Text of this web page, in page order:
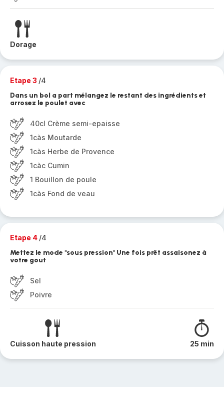
Dorage
Etape 3 /4
Dans un bol a part mélangez le restant des ingrédients et
arrosez le poulet avec
40cl Crème semi-epaisse
1càs Moutarde
1càs Herbe de Provence
1càc Cumin
1 Bouillon de poule
1càs Fond de veau
Etape 4 /4
Mettez le mode "sous pression" Une fois prêt assaisonez à
votre gout
Sel
Poivre
Cuisson haute pression 25 min